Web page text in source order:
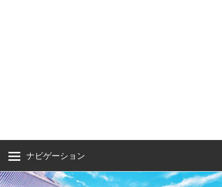
洲・
有
と
ナビゲーション